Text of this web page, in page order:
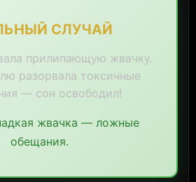
СЛУЧАЙ
прилипающую жвачку.
разорвала токсичные
— сон освободил!
жвачка — ложные
обещания.